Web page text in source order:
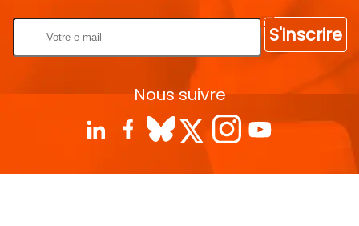
S'inscrire
Nous suivre